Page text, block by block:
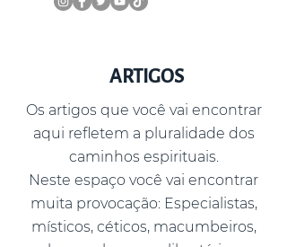
ARTIGOS
Os artigos que você vai encontrar
aqui refletem a pluralidade dos
caminhos espirituais.
Neste espaço você vai encontrar
muita provocação: Especialistas,
místicos, céticos, macumbeiros,